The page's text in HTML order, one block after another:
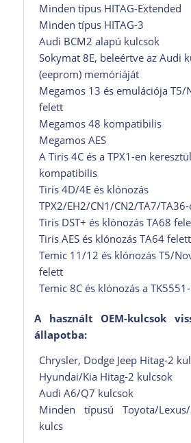
Minden típus HITAG-Extended
Minden típus HITAG-3
Audi BCM2 alapú kulcsok
Sokymat 8E, beleértve az Audi
(eeprom) memóriáját
Megamos 13 és emulációja T5/
felett
Megamos 48 kompatibilis
Megamos AES
A Tiris 4C és a TPX1-en
kompatibilis
Tiris 4D/4E és klónozás
TPX2/EH2/CN1/CN2/TA7/
Tiris DST+ és klónozás TA68
Tiris AES és klónozás TA64 felett
Temic 11/12 és klónozás T5/
felett
Temic 8C és klónozás a
A használt OEM-kulcsok
állapotba:
Chrysler, Dodge Jeep Hitag-2
Hyundai/Kia Hitag-2 kulcsok
Audi A6/Q7 kulcsok
Minden típusú Toyota/
kulcs